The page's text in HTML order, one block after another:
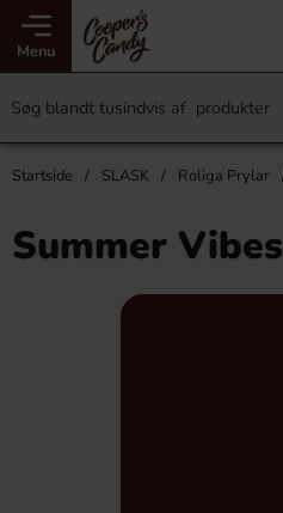
Menu
Startside SLASK Roliga Prylar
Summer Vibes